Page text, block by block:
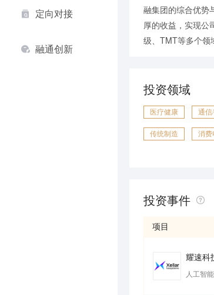
定向对接
融通创新
融集团的综合优势
厚的收益，实现公
级、TMT等多个领
投资领域
医疗健康 通信
传统制造 消费
投资事件
项目
耀速科
人工智